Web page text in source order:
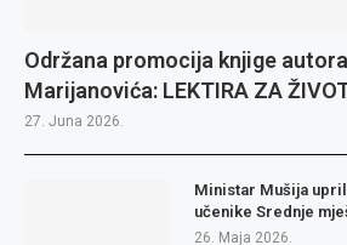
Održana promocija knjige
Marijanovića: LEKTIRA ZA
27. Juna 2026.
Ministar Mušija
učenike Srednje
26. Maja 2026.